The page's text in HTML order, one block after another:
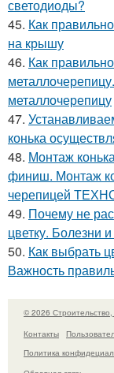
светодиоды?
45. Как
на крышу
46. Как
металлочерепицу
47.
конька
48. Монтаж
финиш. Монтаж
черепицей
49. Почему не
цветку. Болезни
50. Как выбрать
Важность
© 2026
Контакты
Политика